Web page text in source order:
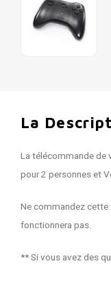
La
La télécommande de
pour 2 personnes et
Ne commandez cette
fonctionnera pas.
** Si vous avez des